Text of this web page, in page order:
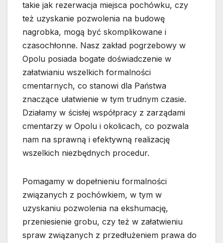
takie jak rezerwacja miejsca pochówku, czy
też uzyskanie pozwolenia na budowę
nagrobka, mogą być skomplikowane i
czasochłonne. Nasz zakład pogrzebowy w
Opolu posiada bogate doświadczenie w
załatwianiu wszelkich formalności
cmentarnych, co stanowi dla Państwa
znaczące ułatwienie w tym trudnym czasie.
Działamy w ścisłej współpracy z zarządami
cmentarzy w Opolu i okolicach, co pozwala
nam na sprawną i efektywną realizację
wszelkich niezbędnych procedur.
Pomagamy w dopełnieniu formalności
związanych z pochówkiem, w tym w
uzyskaniu pozwolenia na ekshumację,
przeniesienie grobu, czy też w załatwieniu
spraw związanych z przedłużeniem prawa do